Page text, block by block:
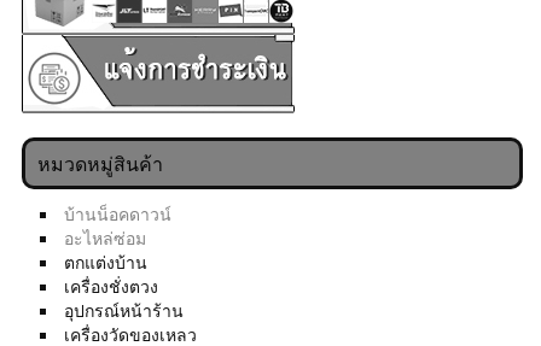
หมวดหมู่สินค้า
บ้านน็อคดาวน์
อะไหล่ซ่อม
ตกแต่งบ้าน
เครื่องชั่งตวง
อุปกรณ์หน้าร้าน
เครื่องวัดของเหลว